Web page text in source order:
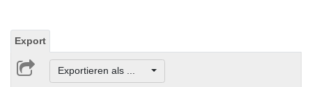
Export
Exportieren als ...